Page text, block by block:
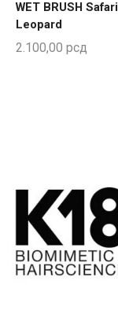
WET BRUSH Safari
Leopard
2.100,00 рсд